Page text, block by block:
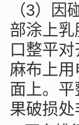
（3）
部涂上
口整平
麻布上
面上。
果破损